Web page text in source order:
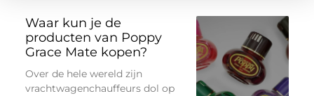
Waar kun je de
producten van Poppy
Grace Mate kopen?
Over de hele wereld zijn
vrachtwagenchauffeurs dol op